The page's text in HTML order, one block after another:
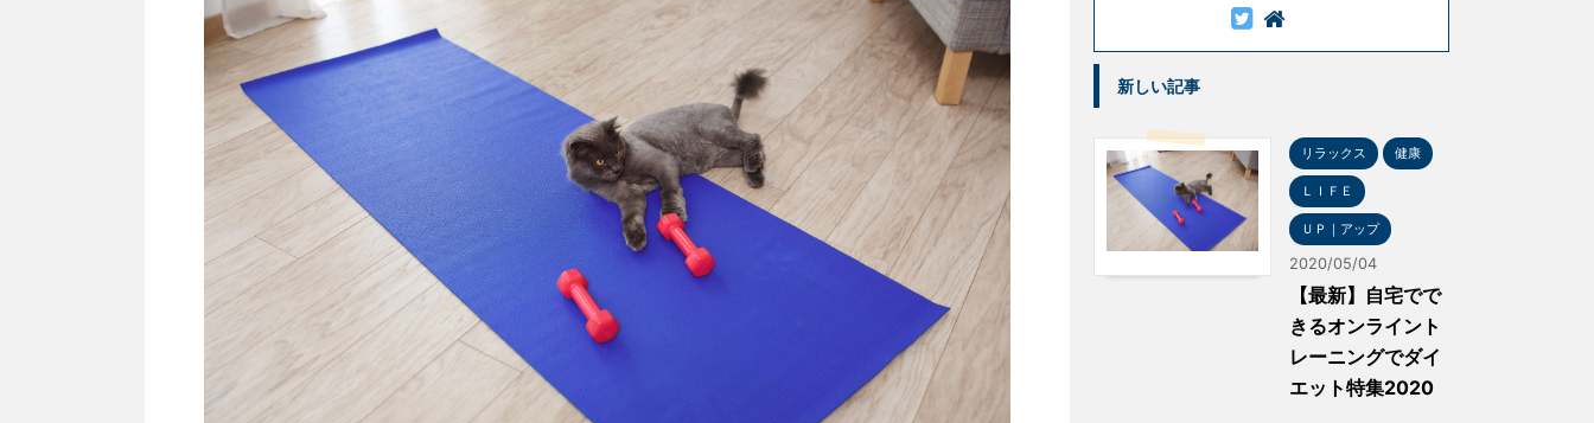
新しい記事
リラックス 健康
ＬＩＦＥ
ＵＰ｜アップ
2020/05/04
【最新】自宅でで
きるオンライント
レーニングでダイ
エット特集2020